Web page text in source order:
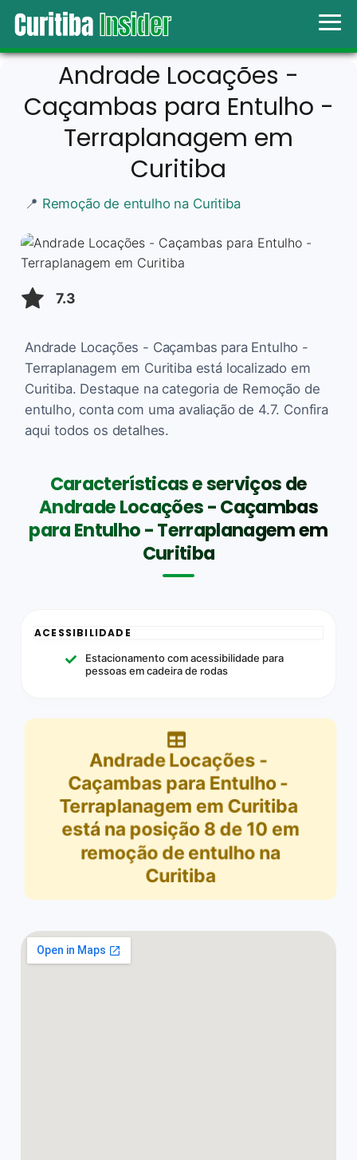
Andrade Locações -
Caçambas para Entulho -
Terraplanagem em
Curitiba
📍 Remoção de entulho na Curitiba
7.3
Andrade Locações - Caçambas para Entulho -
Terraplanagem em Curitiba está localizado em
Curitiba. Destaque na categoria de Remoção de
entulho, conta com uma avaliação de 4.7. Confira
aqui todos os detalhes.
Características e serviços de
Andrade Locações - Caçambas
para Entulho - Terraplanagem em
Curitiba
ACESSIBILIDADE
Estacionamento com acessibilidade para
pessoas em cadeira de rodas
Andrade Locações -
Caçambas para Entulho -
Terraplanagem em Curitiba
está na posição 8 de 10 em
remoção de entulho na
Curitiba